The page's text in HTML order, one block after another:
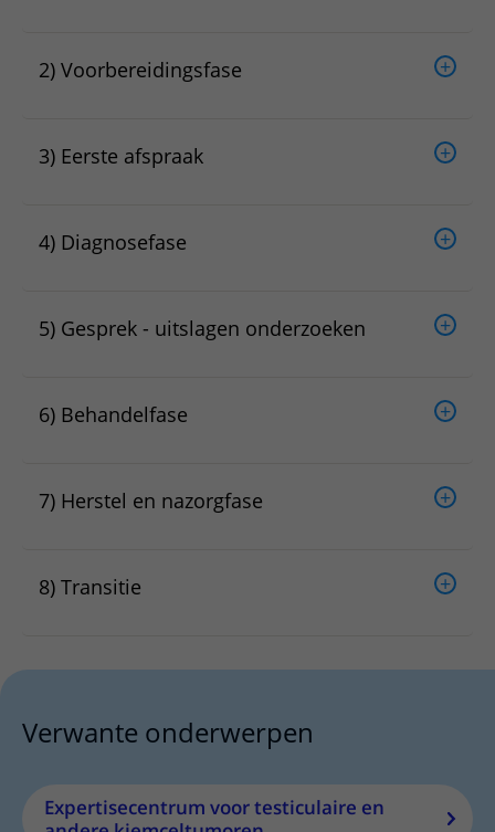
Het Wilhelmina Kinderziekenhuis
2) Voorbereidingsfase
3) Eerste afspraak
4) Diagnosefase
5) Gesprek - uitslagen onderzoeken
6) Behandelfase
7) Herstel en nazorgfase
8) Transitie
Verwante onderwerpen
Expertisecentrum voor testiculaire en